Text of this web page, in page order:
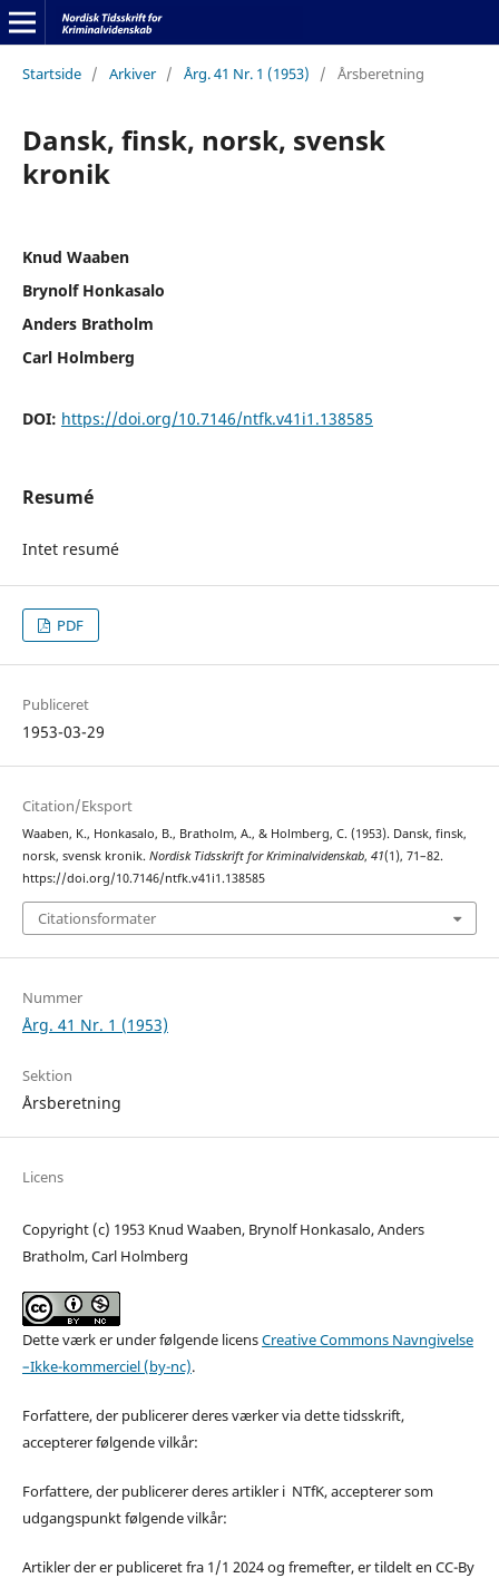
Startside / Arkiver / Årg. 41 Nr. 1 (1953) / Årsberetning
Dansk, finsk, norsk, svensk
kronik
Knud Waaben
Brynolf Honkasalo
Anders Bratholm
Carl Holmberg
DOI: https://doi.org/10.7146/ntfk.v41i1.138585
Resumé
Intet resumé
PDF
Publiceret
1953-03-29
Citation/Eksport
Waaben, K., Honkasalo, B., Bratholm, A., & Holmberg, C. (1953). Dansk, finsk,
norsk, svensk kronik. Nordisk Tidsskrift for Kriminalvidenskab, 41(1), 71–82.
https://doi.org/10.7146/ntfk.v41i1.138585
Citationsformater
Nummer
Årg. 41 Nr. 1 (1953)
Sektion
Årsberetning
Licens
Copyright (c) 1953 Knud Waaben, Brynolf Honkasalo, Anders
Bratholm, Carl Holmberg
Dette værk er under følgende licensCreative Commons Navngivelse
–Ikke-kommerciel (by-nc).
Forfattere, der publicerer deres værker via dette tidsskrift,
accepterer følgende vilkår:
Forfattere, der publicerer deres artikler i NTfK, accepterer som
udgangspunkt følgende vilkår:
Artikler der er publiceret fra 1/1 2024 og fremefter, er tildelt en CC-By